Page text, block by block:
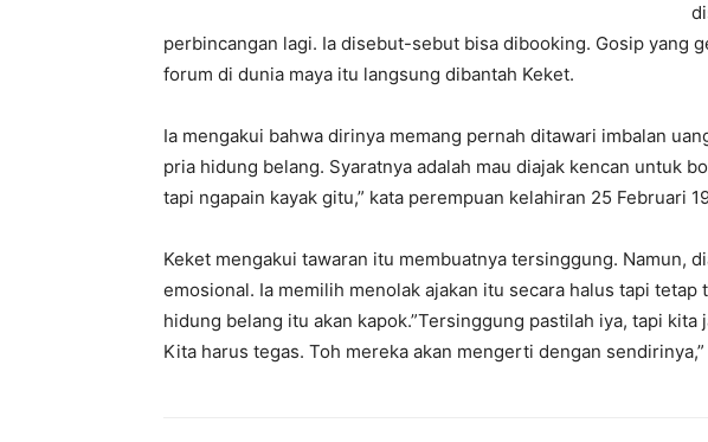
perbincangan lagi. Ia disebut-sebut bisa dibooking. Gosip yang
forum di dunia maya itu langsung dibantah Keket.
Ia mengakui bahwa dirinya memang pernah ditawari imbalan
pria hidung belang. Syaratnya adalah mau diajak kencan untuk
tapi ngapain kayak gitu,” kata perempuan kelahiran 25 Februari
Keket mengakui tawaran itu membuatnya tersinggung. Namun,
emosional. Ia memilih menolak ajakan itu secara halus tapi tetap
hidung belang itu akan kapok.”Tersinggung pastilah iya, tapi kita
Kita harus tegas. Toh mereka akan mengerti dengan